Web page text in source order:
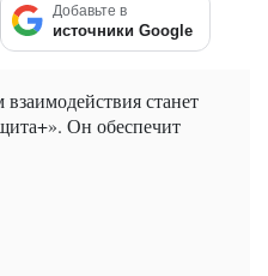
Добавьте в
источники Google
станет
Он обеспечит